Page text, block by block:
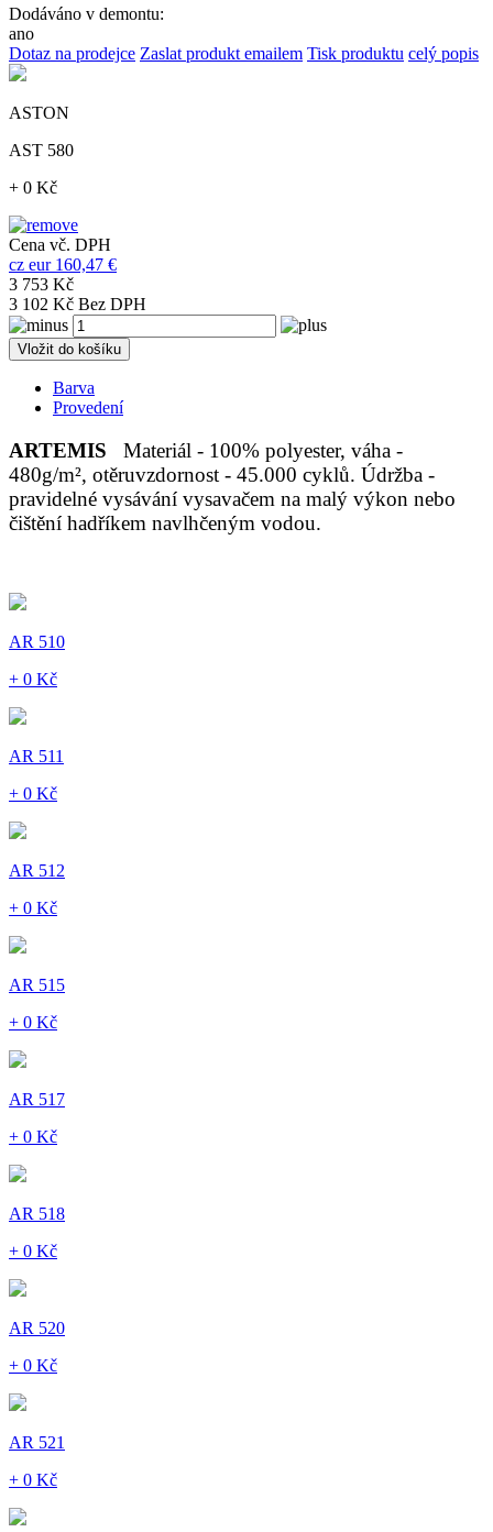
Dodáváno v demontu:
ano
Dotaz na prodejce Zaslat produkt emailem Tisk produktu celý popis
ASTON
AST 580
+ 0 Kč
Cena vč. DPH
cz eur 160,47 €
3 753 Kč
3 102 Kč Bez DPH
Vložit do košíku
Barva
Provedení
ARTEMIS
Materiál - 100% polyester, váha -
480g/m², otěruvzdornost - 45.000 cyklů. Údržba -
pravidelné vysávání vysavačem na malý výkon nebo
čištění hadříkem navlhčeným vodou.
AR 510
+ 0 Kč
AR 511
+ 0 Kč
AR 512
+ 0 Kč
AR 515
+ 0 Kč
AR 517
+ 0 Kč
AR 518
+ 0 Kč
AR 520
+ 0 Kč
AR 521
+ 0 Kč